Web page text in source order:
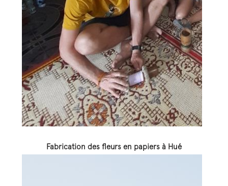
Fabrication des fleurs en papiers à Hué